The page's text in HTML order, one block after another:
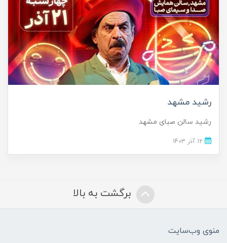
رشید مشهد
رشید سالن صبای مشهد
برگشت به بالا
منوی وب‌سایت